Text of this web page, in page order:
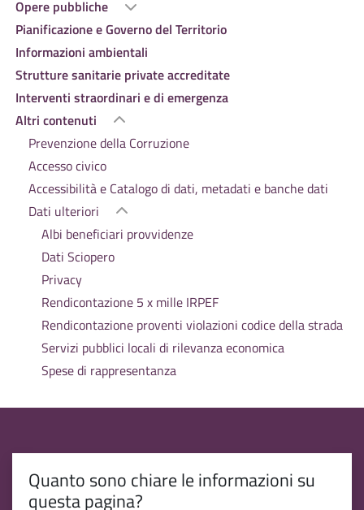
Opere pubbliche
Pianificazione e Governo del Territorio
Informazioni ambientali
Strutture sanitarie private accreditate
Interventi straordinari e di emergenza
Altri contenuti
Prevenzione della Corruzione
Accesso civico
Accessibilità e Catalogo di dati, metadati e banche dati
Dati ulteriori
Albi beneficiari provvidenze
Dati Sciopero
Privacy
Rendicontazione 5 x mille IRPEF
Rendicontazione proventi violazioni codice della strada
Servizi pubblici locali di rilevanza economica
Spese di rappresentanza
Quanto sono chiare le informazioni su
questa pagina?